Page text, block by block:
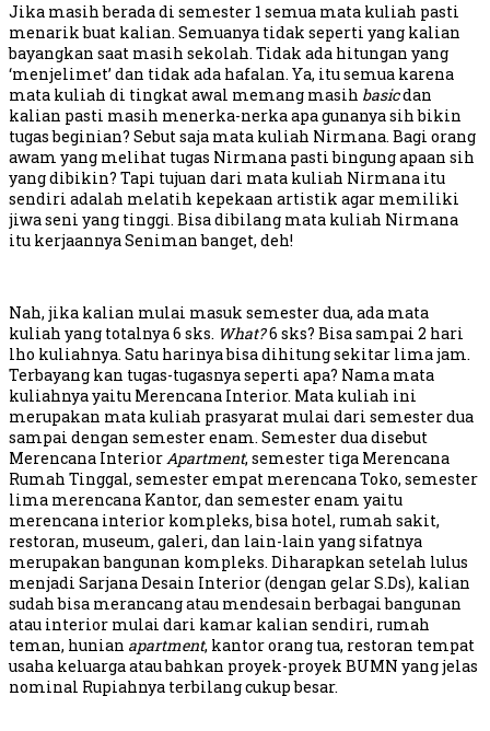
Jika masih berada di semester 1 semua mata kuliah pasti
menarik buat kalian. Semuanya tidak seperti yang kalian
bayangkan saat masih sekolah. Tidak ada hitungan yang
‘menjelimet’ dan tidak ada hafalan. Ya, itu semua karena
mata kuliah di tingkat awal memang masih basicdan
kalian pasti masih menerka-nerka apa gunanya sih bikin
tugas beginian? Sebut saja mata kuliah Nirmana. Bagi orang
awam yang melihat tugas Nirmana pasti bingung apaan sih
yang dibikin? Tapi tujuan dari mata kuliah Nirmana itu
sendiri adalah melatih kepekaan artistik agar memiliki
jiwa seni yang tinggi. Bisa dibilang mata kuliah Nirmana
itu kerjaannya Seniman banget, deh!
Nah, jika kalian mulai masuk semester dua, ada mata
kuliah yang totalnya 6 sks. What?6 sks? Bisa sampai 2 hari
lho kuliahnya. Satu harinya bisa dihitung sekitar lima jam.
Terbayang kan tugas-tugasnya seperti apa? Nama mata
kuliahnya yaitu Merencana Interior. Mata kuliah ini
merupakan mata kuliah prasyarat mulai dari semester dua
sampai dengan semester enam. Semester dua disebut
Merencana InteriorApartment, semester tiga Merencana
Rumah Tinggal, semester empat merencana Toko, semester
lima merencana Kantor, dan semester enam yaitu
merencana interior kompleks, bisa hotel, rumah sakit,
restoran, museum, galeri, dan lain-lain yang sifatnya
merupakan bangunan kompleks. Diharapkan setelah lulus
menjadi Sarjana Desain Interior (dengan gelar S.Ds), kalian
sudah bisa merancang atau mendesain berbagai bangunan
atau interior mulai dari kamar kalian sendiri, rumah
teman, hunian apartment, kantor orang tua, restoran tempat
usaha keluarga atau bahkan proyek-proyek BUMN yang jelas
nominal Rupiahnya terbilang cukup besar.